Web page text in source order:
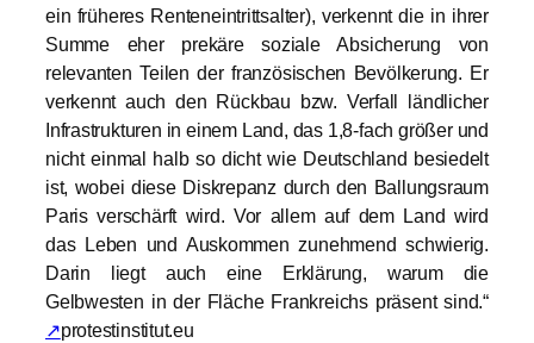
ein früheres Renteneintrittsalter), verkennt die in ihrer
Summe eher prekäre soziale Absicherung von
relevanten Teilen der französischen Bevölkerung. Er
verkennt auch den Rückbau bzw. Verfall ländlicher
Infrastrukturen in einem Land, das 1,8-fach größer und
nicht einmal halb so dicht wie Deutschland besiedelt
ist, wobei diese Diskrepanz durch den Ballungsraum
Paris verschärft wird. Vor allem auf dem Land wird
das Leben und Auskommen zunehmend schwierig.
Darin liegt auch eine Erklärung, warum die
Gelbwesten in der Fläche Frankreichs präsent sind.“
↗protestinstitut.eu